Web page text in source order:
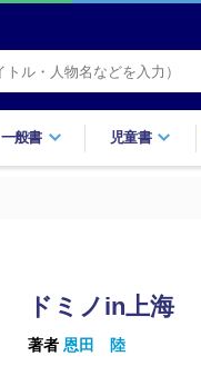
一般書 児童書
ドミノin上海
著者 恩田 陸